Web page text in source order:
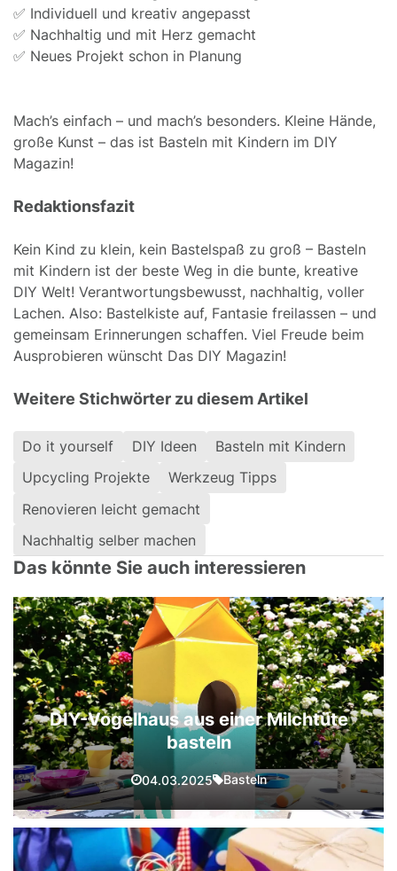
✅ Individuell und kreativ angepasst
✅ Nachhaltig und mit Herz gemacht
✅ Neues Projekt schon in Planung
Mach’s einfach – und mach’s besonders. Kleine Hände,
große Kunst – das ist Basteln mit Kindern im DIY
Magazin!
Redaktionsfazit
Kein Kind zu klein, kein Bastelspaß zu groß – Basteln
mit Kindern ist der beste Weg in die bunte, kreative
DIY Welt! Verantwortungsbewusst, nachhaltig, voller
Lachen. Also: Bastelkiste auf, Fantasie freilassen – und
gemeinsam Erinnerungen schaffen. Viel Freude beim
Ausprobieren wünscht Das DIY Magazin!
Weitere Stichwörter zu diesem Artikel
Do it yourself DIY Ideen
Basteln mit Kindern
Upcycling Projekte
Werkzeug Tipps
Renovieren leicht gemacht
Nachhaltig selber machen
Das könnte Sie auch interessieren
DIY-Vogelhaus aus einer Milchtüte
basteln
04.03.2025 Basteln